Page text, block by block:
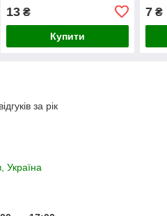
13₴
Купити
7 ₴
за рік
Україна